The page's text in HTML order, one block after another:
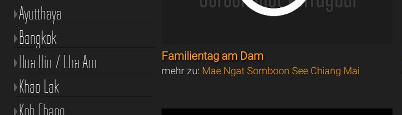
Familientag am Dam
mehr zu: Mae Ngat Somboon See Chiang Mai
Ayutthaya
Bangkok
Hua Hin / Cha Am
Khao Lak
Koh Chang